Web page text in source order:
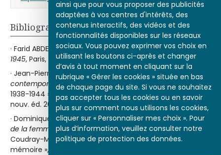
ainsi que pour vous proposer des publicités
adaptées à vos centres d'intérêts, des
contenus interactifs, des vidéos et des
fonctionnalités disponibles sur les réseaux
sociaux. Vous pouvez exprimer vos choix en
utilisant les boutons ci-après et changer
d’avis à tout moment en cliquant sur la
rubrique « Gérer les cookies » située en bas
de chaque page du site. Si vous ne souhaitez
pas accepter tous les cookies ou en savoir
plus sur comment nous utilisons les cookies,
cliquer sur « Personnaliser mes choix ». Pour
plus d’information, veuillez consulter notre
politique de protection des données.
Bibliographie
· Farid ABDELOUAHAB, L’Année de la liberté : juin 1944 – juin
1945, Paris, Acropole, 2004.
· Jean-Pierre AZÉMA,Nouvelle histoire de la France
contemporaine , tome XIV « De Munich à la Libération,
1938-1944 », Paris, Le Seuil, coll. « Points Histoire », 1979,
nouv. éd. 2002.
· Dominique FRANÇOIS,Femmes tondues : la diabolisation
de la femme en 1944 : les bûchers de la Libération,
Coudray-Macouard, Cheminements, coll. « La Guerre en
mémoire », 2006.